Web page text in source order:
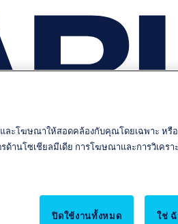
ละโฆษณาให้สอดคล้องกับคุณโดยเฉพาะ หรื
านโซเชียลมีเดีย การโฆษณาและการวิเครา
ปิดใช้งานทั้งหมด ใช่